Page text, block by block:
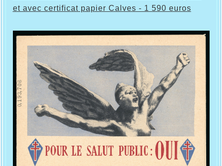
et avec certificat papier Calves - 1 590 euros